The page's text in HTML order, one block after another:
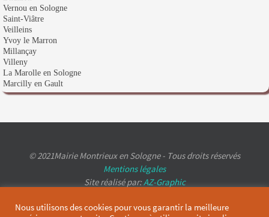
Vernou en Sologne
Saint-Viâtre
Veilleins
Yvoy le Marron
Millançay
Villeny
La Marolle en Sologne
Marcilly en Gault
© 2021Mairie Montrieux en Sologne - Tous droits réservés
Mentions légales
Site réalisé par:AZ-Graphic
Nous utilisons des cookies pour vous garantir la meilleure